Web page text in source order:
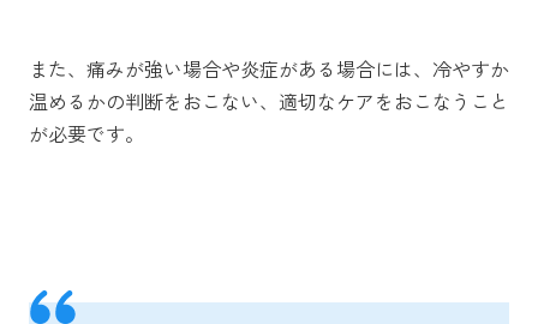
また、痛みが強い場合や炎症がある場合には、冷やすか
温めるかの判断をおこない、適切なケアをおこなうこと
が必要です。